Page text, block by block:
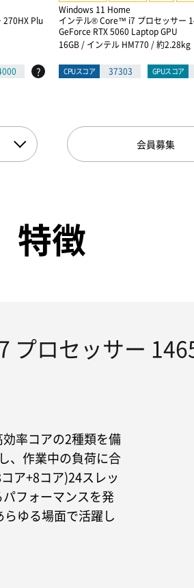
Plu
?
Windows 11 Home
インテル® Core™ i7 プロセッサー
GeForce RTX 5060 Laptop GPU
16GB / インテル HM770 / 約2.28kg
CPUスコア 37303 GPUスコア
会員募集
特徴
プロセッサー
率コアの2種類を備
、作業中の負荷に合
ア+8コア)24スレッ
フォーマンスを発
ゆる場面で活躍し